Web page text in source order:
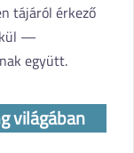
tájáról érkező
—
együtt.
világában